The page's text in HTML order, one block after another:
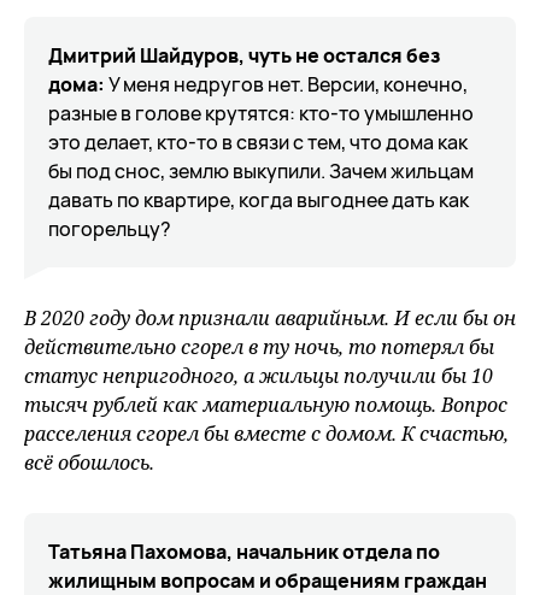
Дмитрий Шайдуров, чуть не остался без
дома: У меня недругов нет. Версии, конечно,
разные в голове крутятся: кто-то умышленно
это делает, кто-то в связи с тем, что дома как
бы под снос, землю выкупили. Зачем жильцам
давать по квартире, когда выгоднее дать как
погорельцу?
В 2020 году дом признали аварийным. И если бы он
действительно сгорел в ту ночь, то потерял бы
статус непригодного, а жильцы получили бы 10
тысяч рублей как материальную помощь. Вопрос
расселения сгорел бы вместе с домом. К счастью,
всё обошлось.
Татьяна Пахомова, начальник отдела по
жилищным вопросам и обращениям граждан